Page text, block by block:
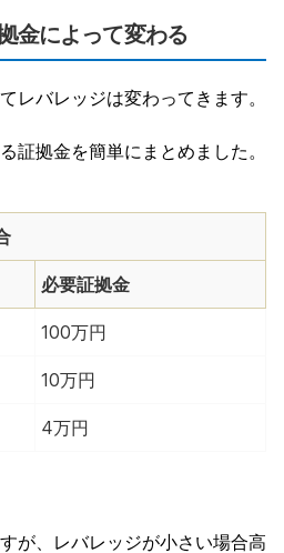
金によって変わる
レバレッジは変わってきます。
証拠金を簡単にまとめました。
必要証拠金
100万円
10万円
4万円
が、レバレッジが小さい場合高